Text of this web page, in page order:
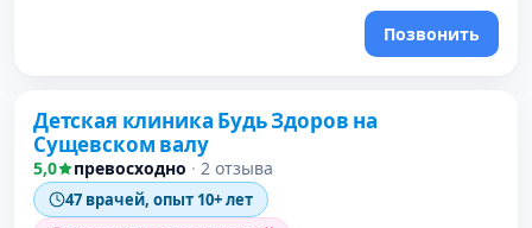
Позвонить
Детская клиника Будь Здоров на
Сущевском валу
5,0 превосходно · 2 отзыва
47 врачей, опыт 10+ лет